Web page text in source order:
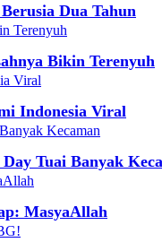
Dua Tahun
Bikin Terenyuh
Indonesia Viral
Tuai Banyak
MasyaAllah